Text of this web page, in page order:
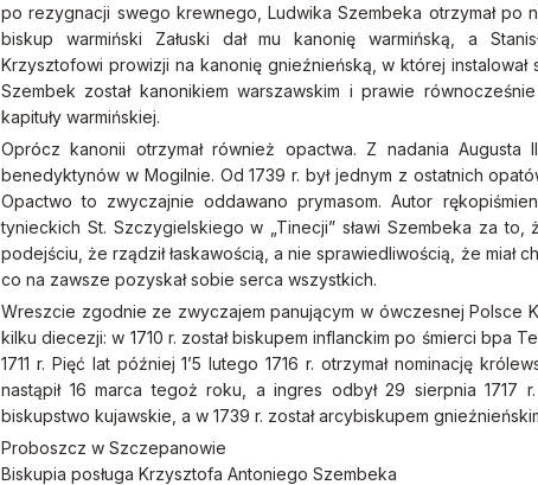
po rezygnacji swego krewnego, Ludwika Szembeka otrzymał po
biskup warmiński Załuski dał mu kanonię warmińską, a
Krzysztofowi prowizji na kanonię gnieźnieńską, w której instalował
Szembek został kanonikiem warszawskim i prawie
kapituły warmińskiej.
Oprócz kanonii otrzymał również opactwa. Z nadania Augusta
benedyktynów w Mogilnie. Od 1739 r. był jednym z ostatnich
Opactwo to zwyczajnie oddawano prymasom. Autor
tynieckich St. Szczygielskiego w „Tinecji” sławi Szembeka za to,
podejściu, że rządził łaskawością, a nie sprawiedliwością, że miał
co na zawsze pozyskał sobie serca wszystkich.
Wreszcie zgodnie ze zwyczajem panującym w ówczesnej Polsce
kilku diecezji: w 1710 r. został biskupem inflanckim po śmierci bpa
1711 r. Pięć lat później 1’5 lutego 1716 r. otrzymał nominację
nastąpił 16 marca tegoż roku, a ingres odbył 29 sierpnia 1717
biskupstwo kujawskie, a w 1739 r. został arcybiskupem
Proboszcz w Szczepanowie
Biskupia posługa Krzysztofa Antoniego Szembeka